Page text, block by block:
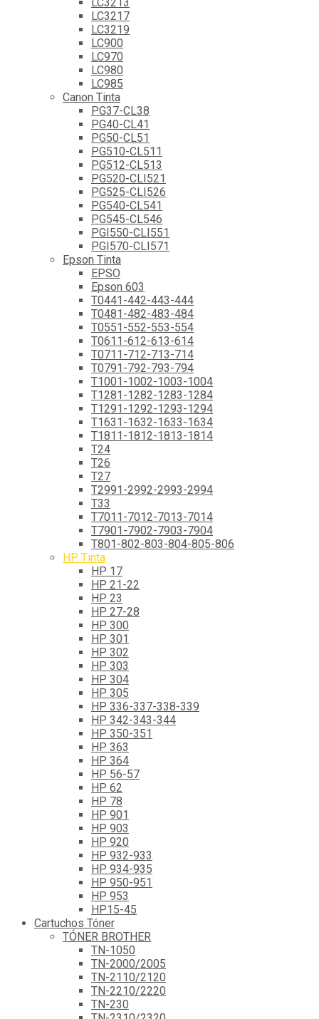
LC3217
LC3219
LC900
LC970
LC980
LC985
Canon Tinta
PG37-CL38
PG40-CL41
PG50-CL51
PG510-CL511
PG512-CL513
PG520-CLI521
PG525-CLI526
PG540-CL541
PG545-CL546
PGI550-CLI551
PGI570-CLI571
Epson Tinta
EPSO
Epson 603
T0441-442-443-444
T0481-482-483-484
T0551-552-553-554
T0611-612-613-614
T0711-712-713-714
T0791-792-793-794
T1001-1002-1003-1004
T1281-1282-1283-1284
T1291-1292-1293-1294
T1631-1632-1633-1634
T1811-1812-1813-1814
T24
T26
T27
T2991-2992-2993-2994
T33
T7011-7012-7013-7014
T7901-7902-7903-7904
T801-802-803-804-805-806
HP Tinta
HP 17
HP 21-22
HP 23
HP 27-28
HP 300
HP 301
HP 302
HP 303
HP 304
HP 305
HP 336-337-338-339
HP 342-343-344
HP 350-351
HP 363
HP 364
HP 56-57
HP 62
HP 78
HP 901
HP 903
HP 920
HP 932-933
HP 934-935
HP 950-951
HP 953
HP15-45
Cartuchos Tóner
TÓNER BROTHER
TN-1050
TN-2000/2005
TN-2110/2120
TN-2210/2220
TN-230